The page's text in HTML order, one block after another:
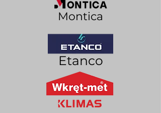
Montica
Etanco